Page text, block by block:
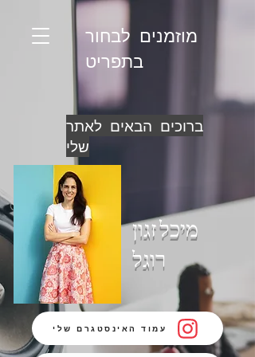
מוזמנים לבחור
בתפריט
ברוכים הבאים לאתר
שלי
מיכל זגון
רוגל
עמוד האינסטגרם שלי